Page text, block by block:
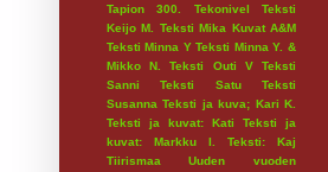
Tapion 300.
Tekonivel
Teksti
Keijo M.
Teksti Mika Kuvat A&M
Teksti Minna Y Teksti Minna Y. &
Mikko N.
Teksti Outi V
Teksti
Sanni
Teksti Satu
Teksti
Susanna Teksti ja kuva; Kari K.
Teksti ja kuvat: Kati
Teksti ja
kuvat: Markku I.
Teksti: Kaj
Tiirismaa
Uuden vuoden